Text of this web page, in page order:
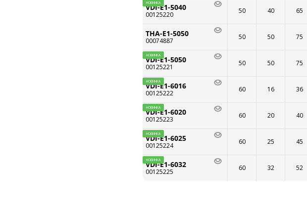
НОВИНКА
VDI-E1-5040
00125220 50 40 65
THA-E1-5050
00074887 50 50 75
НОВИНКА
VDI-E1-5050
00125221 50 50 75
НОВИНКА
VDI-E1-6016
00125222 60 16 36
НОВИНКА
VDI-E1-6020
00125223 60 20 40
НОВИНКА
VDI-E1-6025
00125224 60 25 45
НОВИНКА
VDI-E1-6032
00125225 60 32 52